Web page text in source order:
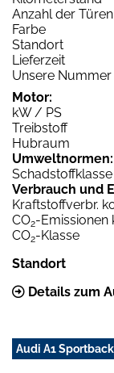
Anzahl der Türen
Farbe
Standort
Lieferzeit
Unsere Nummer
Motor:
kW / PS
Treibstoff
Hubraum
Umweltnormen:
Schadstoffklasse
Verbrauch und
Kraftstoffverbr.
CO2-Emissionen
CO2-Klasse
Standort
Details zum
Audi A1